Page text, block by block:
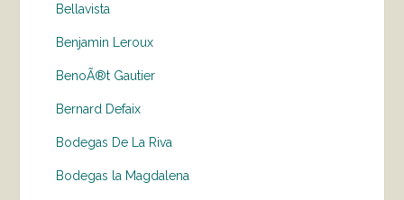
Bellavista
Benjamin Leroux
BenoÃ®t Gautier
Bernard Defaix
Bodegas De La Riva
Bodegas la Magdalena